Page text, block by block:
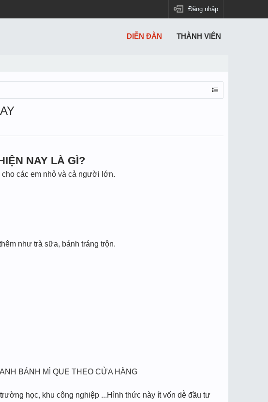
Đăng nhập
NAY LÀ GÌ?
các em nhỏ và cả người lớn.
như trà sữa, bánh tráng trộn.
BÁNH MÌ QUE THEO CỬA HÀNG
học, khu công nghiệp ...Hình thức này ít vốn dễ đầu tư
DIỄN ĐÀN THÀNH VIÊN